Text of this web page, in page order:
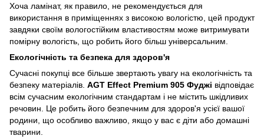
Хоча ламінат, як правило, не рекомендується для
використання в приміщеннях з високою вологістю, цей продукт
завдяки своїм вологостійким властивостям може витримувати
помірну вологість, що робить його більш універсальним.
Екологічність та безпека для здоров'я
Сучасні покупці все більше звертають увагу на екологічність та
безпеку матеріалів. AGT Effect Premium 905 Фуджі відповідає
всім сучасним екологічним стандартам і не містить шкідливих
речовин. Це робить його безпечним для здоров'я усієї вашої
родини, що особливо важливо, якщо у вас є діти або домашні
тварини.